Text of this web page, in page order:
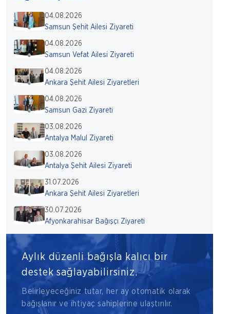
04.08.2026
Samsun Şehit Ailesi Ziyareti
04.08.2026
Samsun Vefat Ailesi Ziyareti
04.08.2026
Ankara Şehit Ailesi Ziyaretleri
04.08.2026
Samsun Gazi Ziyareti
03.08.2026
Antalya Malul Ziyareti
03.08.2026
Antalya Şehit Ailesi Ziyareti
31.07.2026
Ankara Şehit Ailesi Ziyaretleri
30.07.2026
Afyonkarahisar Bağışçı Ziyareti
Aylık düzenli bağışla kalıcı bir
destek sağlayabilirsiniz.
Belirleyeceğiniz tutar, her ay otomatik olarak
bağışlanır ve ihtiyaç sahiplerine ulaştırılır.